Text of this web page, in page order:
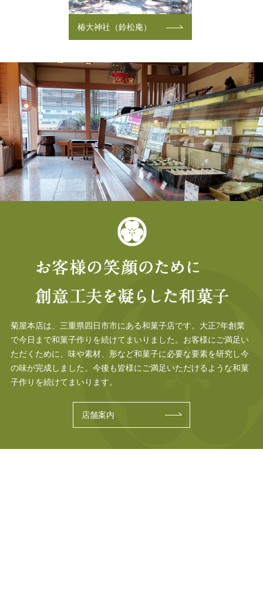
椿大神社（鈴松庵）
菊屋本店は、三重県四日市市にある和菓子店です。大正7年創業
で今日まで和菓子作りを続けてまいりました。お客様にご満足い
ただくために、味や素材、形など和菓子に必要な要素を研究し今
の味が完成しました。今後も皆様にご満足いただけるような和菓
子作りを続けてまいります。
店舗案内